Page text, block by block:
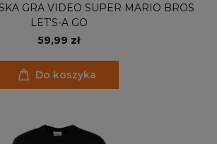
GRA VIDEO SUPER MARIO BROS
LET'S-A GO
59,99 zł
Do koszyka